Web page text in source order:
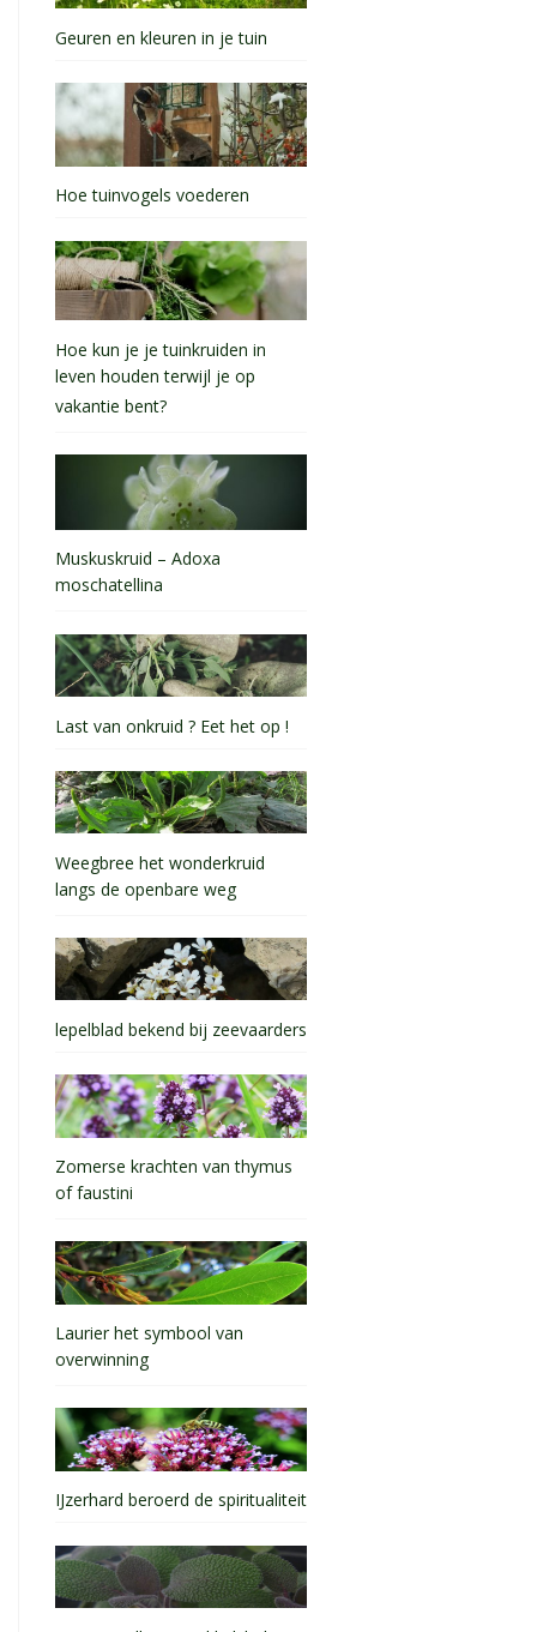
Geuren en kleuren in je tuin
Hoe tuinvogels voederen
Hoe kun je je tuinkruiden in
leven houden terwijl je op
vakantie bent?
Muskuskruid – Adoxa
moschatellina
Last van onkruid ? Eet het op !
Weegbree het wonderkruid
langs de openbare weg
lepelblad bekend bij zeevaarders
Zomerse krachten van thymus
of faustini
Laurier het symbool van
overwinning
IJzerhard beroerd de spiritualiteit